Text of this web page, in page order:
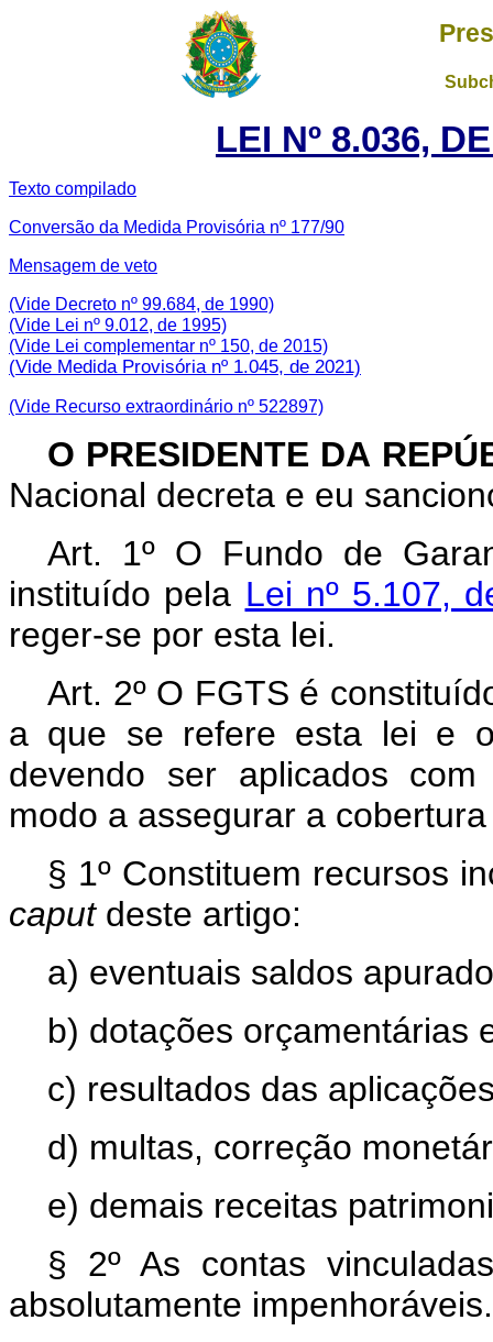
LEI Nº 8.036,
Texto compilado
Conversão da Medida Provisória nº 177/90
Mensagem de veto
(Vide Decreto nº 99.684, de 1990)
(Vide Lei nº 9.012, de 1995)
(Vide Lei complementar nº 150, de 2015)
(Vide Medida Provisória nº 1.045, de 2021)
(Vide Recurso extraordinário nº 522897)
O PRESIDENTE DA
Nacional decreta e eu
Art. 1º O Fundo de
instituído pela Lei nº 5.107,
reger-se por esta lei.
Art. 2º O FGTS é
a que se refere esta lei e
devendo ser aplicados
modo a assegurar a
§ 1º Constituem recursos
caputdeste artigo:
a) eventuais saldos
b) dotações orçamentárias
c) resultados das
d) multas, correção
e) demais receitas
§ 2º As contas
absolutamente impenhoráveis.